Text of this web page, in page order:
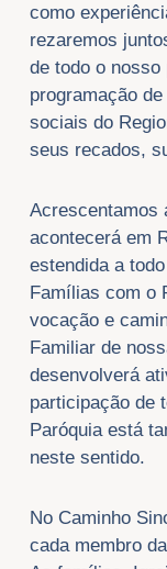
como
rezaremos
de todo o nosso
programação
sociais do
seus recados,
Acrescentamos
acontecerá em
estendida a
Famílias com o
vocação e
Familiar de
desenvolverá
participação de
Paróquia está
neste sentido.
No Caminho
cada membro